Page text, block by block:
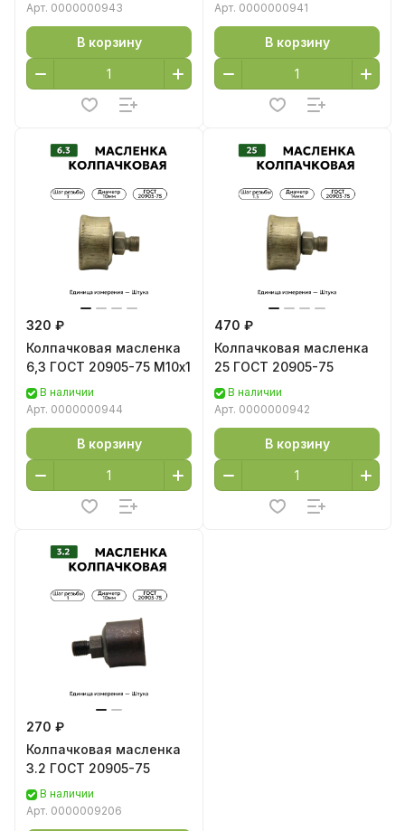
Арт. 0000000943
В корзину
Арт. 0000000941
В корзину
320 ₽
Колпачковая масленка
6,3 ГОСТ 20905-75 М10х1
В наличии
Арт. 0000000944
В корзину
470 ₽
Колпачковая масленка
25 ГОСТ 20905-75
В наличии
Арт. 0000000942
В корзину
270 ₽
Колпачковая масленка
3.2 ГОСТ 20905-75
В наличии
Арт. 0000009206